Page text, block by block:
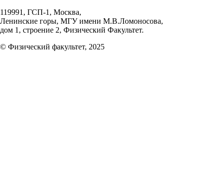
119991, ГСП-1, Москва,
Ленинские горы, МГУ имени М.В.Ломоносова,
дом 1, строение 2, Физический Факультет.
© Физический факультет, 2025